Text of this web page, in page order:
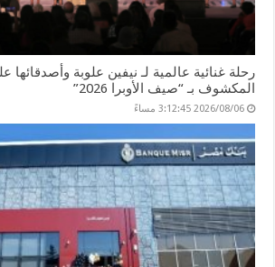
رحلة غنائية عالمية لـ نيفين علوبة
المكشوف بـ “صيف الأوبرا 2026”
2026/08/06 3:12:45 مساءً